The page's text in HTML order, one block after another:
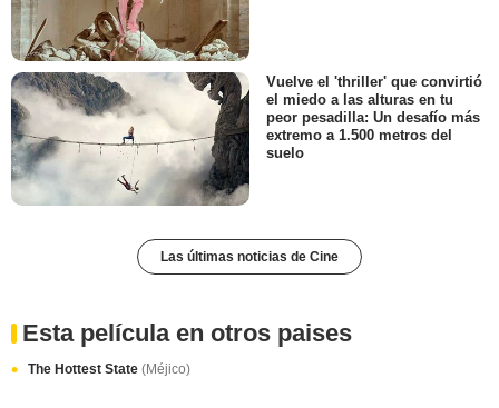
Vuelve el 'thriller' que convirtió
el miedo a las alturas en tu
peor pesadilla: Un desafío más
extremo a 1.500 metros del
suelo
Las últimas noticias de Cine
Esta película en otros paises
The Hottest State (Méjico)